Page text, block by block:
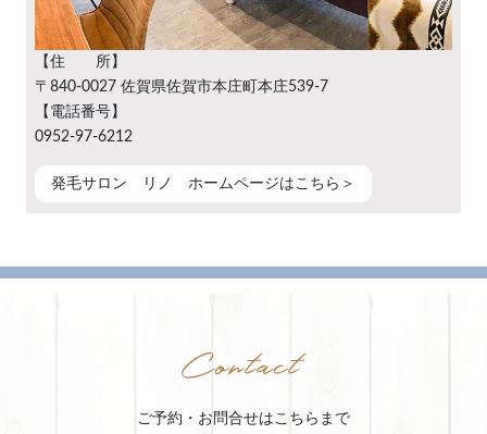
【住 所】
〒840-0027 佐賀県佐賀市本庄町本庄539-7
【電話番号】
0952-97-6212
発毛サロン リノ ホームページはこちら＞
ご予約・お問合せはこちらまで